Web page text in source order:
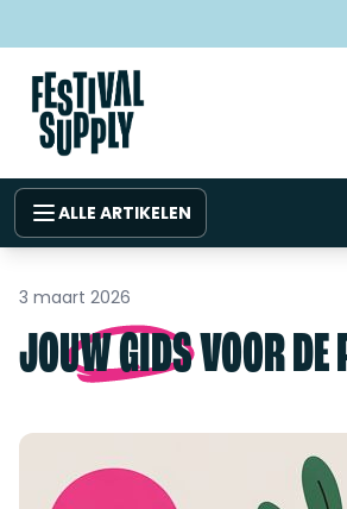
ALLE ARTIKELEN
3 maart 2026
JOUW GIDS VOOR DE